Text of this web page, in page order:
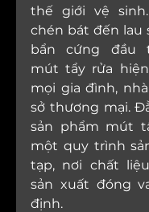
thế giới vệ
chén bát đến lau
bẩn cứng đầu
mút tẩy rửa
mọi gia đình,
sở thương mại.
sản phẩm mút
một quy trình
tạp, nơi chất
sản xuất đóng
định.